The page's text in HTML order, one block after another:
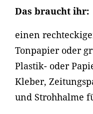
Das braucht ihr:
einen
Tonpapier oder
Plastik- oder
Kleber,
und Strohhalme